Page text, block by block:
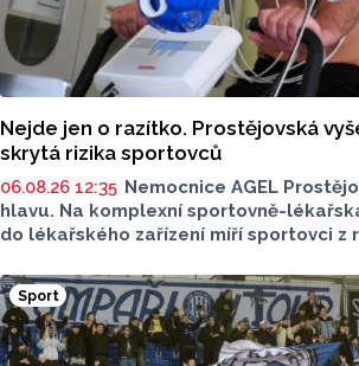
Nejde jen o razítko. Prostějovská
skrytá rizika sportovců
06.08.26 12:35 Nemocnice AGEL
hlavu. Na komplexní sportovně-
do lékařského zařízení míří sportovci z
o tom tisková mluvčí nemocnice Radka
V Prostějově vyšetřují i sportovce z
Zlínského nebo Jihomoravského kraje.
Sport